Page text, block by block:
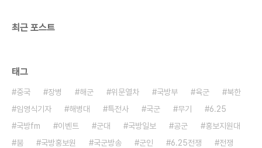
최근 포스트
태그
중국 장병 해군 위문열차 국방부 육군
북한
임영식기자
해병대 특전사 국군 무기
6.25
국방fm
이벤트 군대 국방일보 공군
홍보지원대
붐
국방홍보원 국군방송 군인 6.25전쟁
전쟁